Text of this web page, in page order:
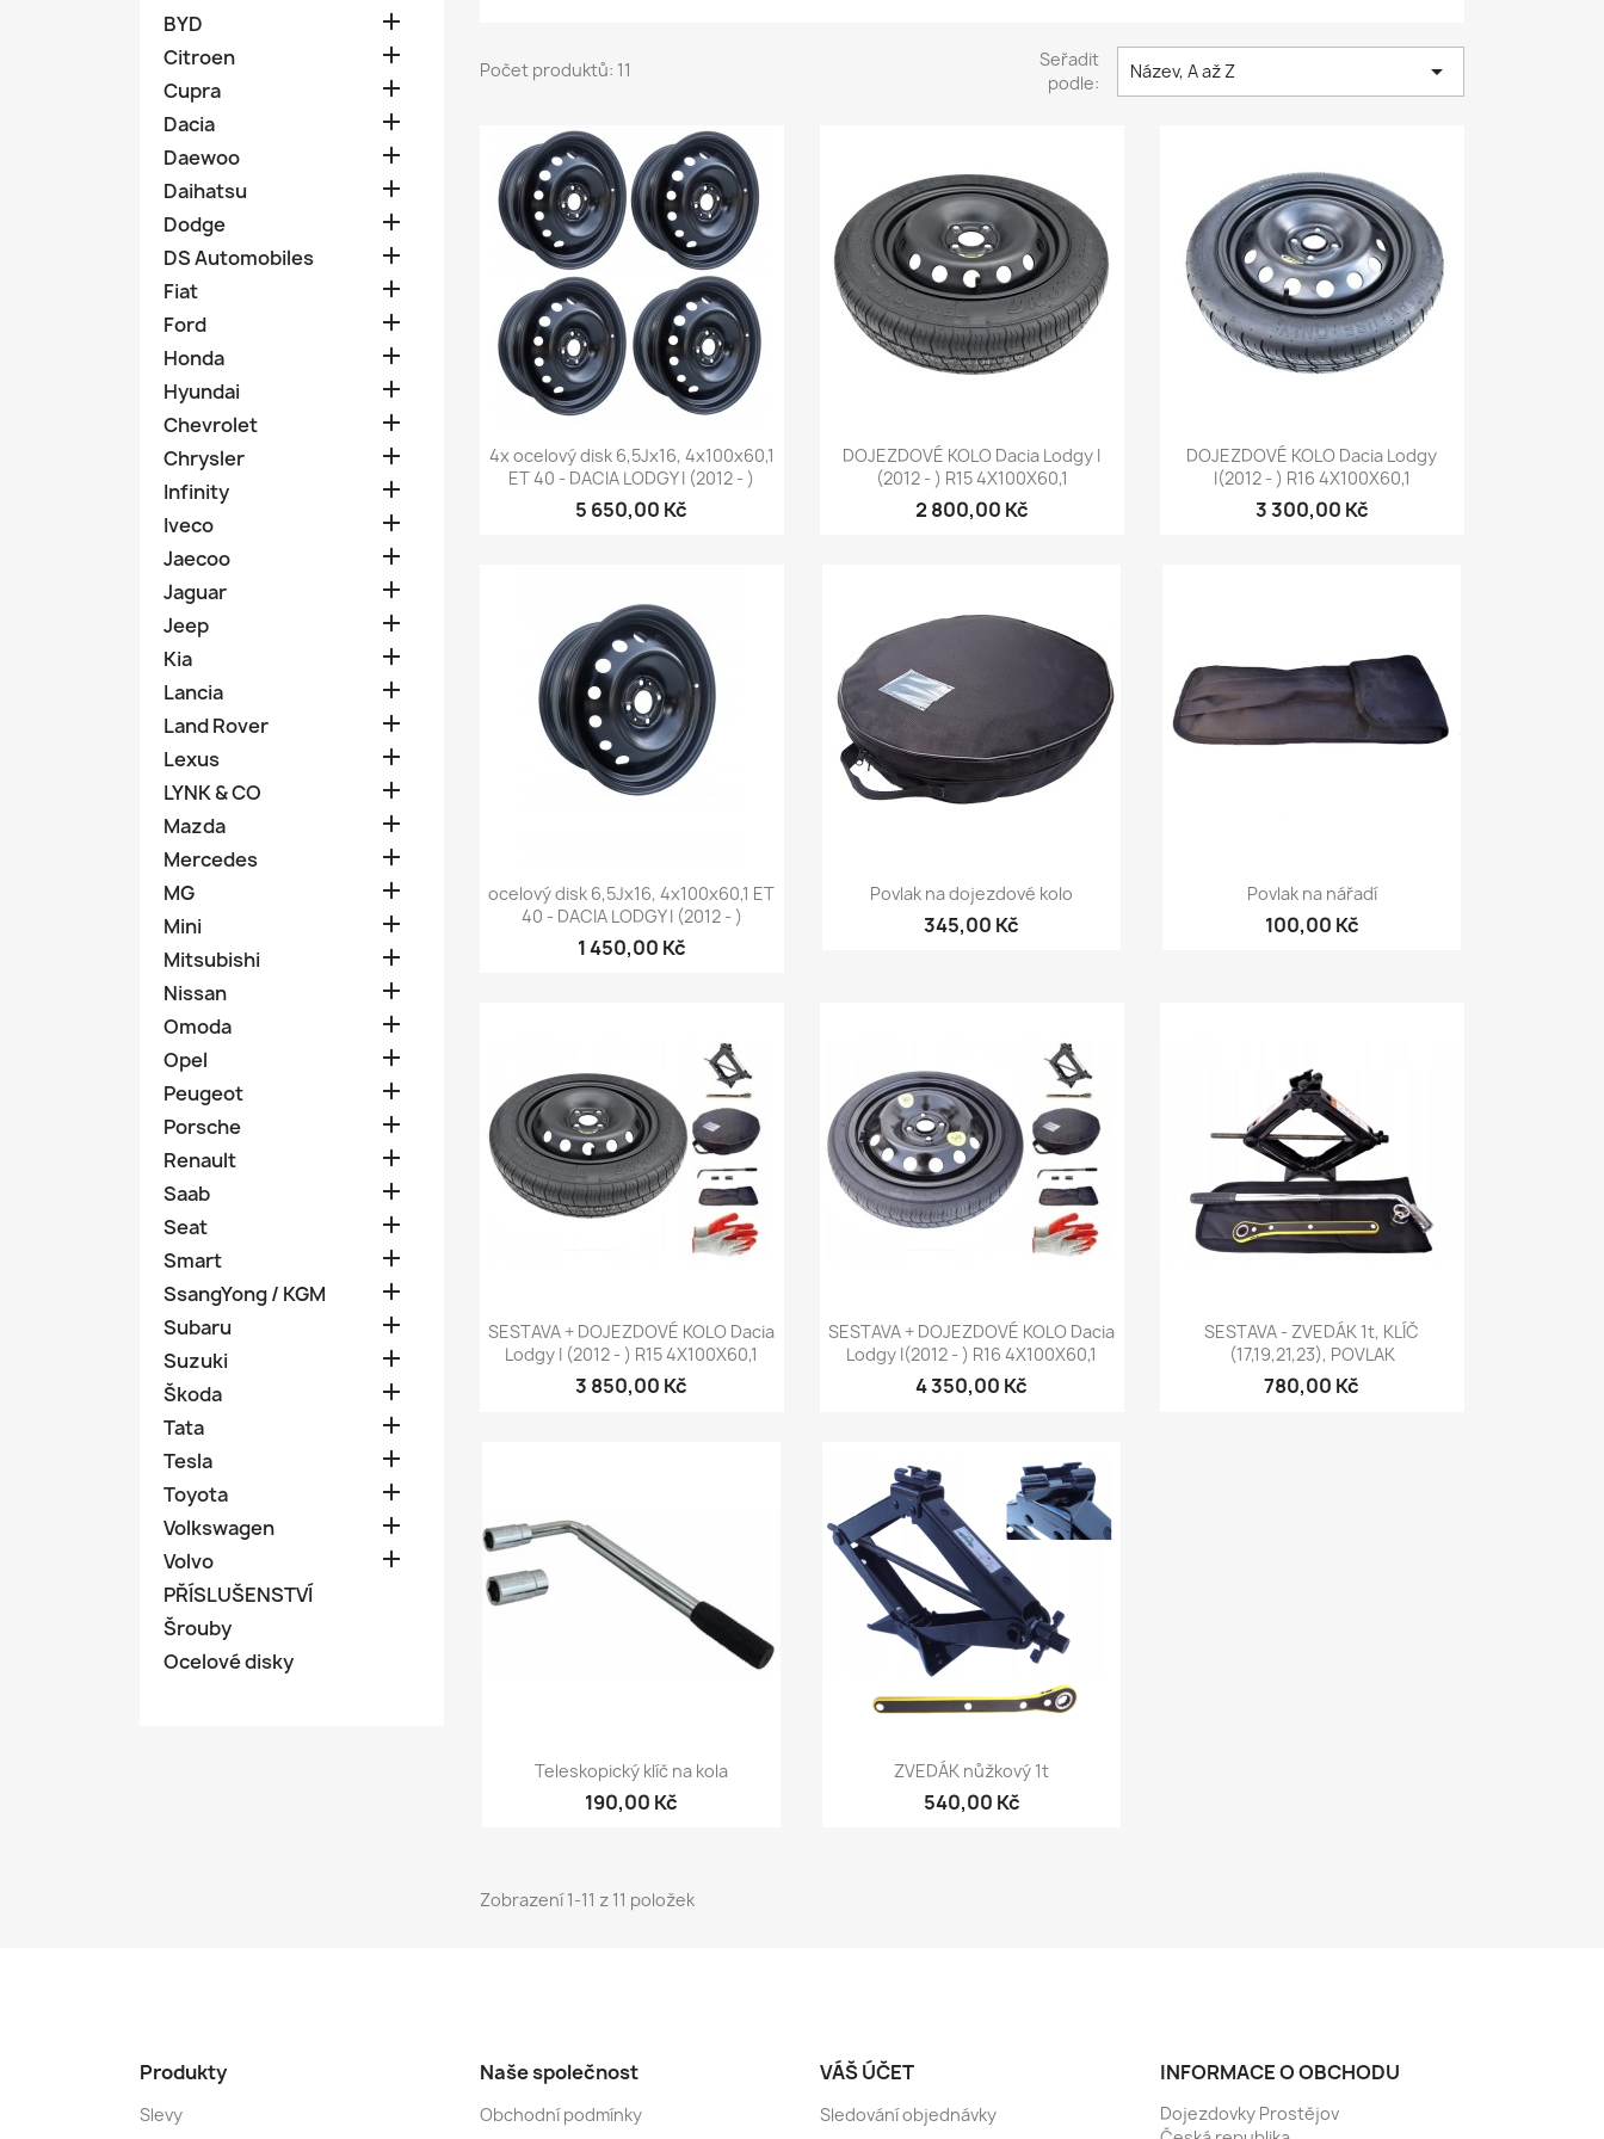
BYD 
Citroen 
Cupra 
Dacia 
Daewoo 
Daihatsu 
Dodge 
DS Automobiles 
Fiat 
Ford 
Honda 
Hyundai 
Chevrolet 
Chrysler 
Infinity 
Iveco 
Jaecoo 
Jaguar 
Jeep 
Kia 
Lancia 
Land Rover 
Lexus 
LYNK & CO 
Mazda 
Mercedes 
MG 
Mini 
Mitsubishi 
Nissan 
Omoda 
Opel 
Peugeot 
Porsche 
Renault 
Saab 
Seat 
Smart 
SsangYong / KGM 
Subaru 
Suzuki 
Škoda 
Tata 
Tesla 
Toyota 
Volkswagen 
Volvo 
PŘÍSLUŠENSTVÍ
Šrouby
Ocelové disky
Počet produktů: 11
Seřadit
podle:
Název, A až Z 
Rychlý náhled
4x ocelový disk 6,5Jx16, 4x100x60,1
ET 40 - DACIA LODGY I (2012 - )
5 650,00 Kč
Rychlý náhled
DOJEZDOVÉ KOLO Dacia Lodgy I
(2012 - ) R15 4X100X60,1
2 800,00 Kč
Rychlý náhled
DOJEZDOVÉ KOLO Dacia Lodgy
I(2012 - ) R16 4X100X60,1
3 300,00 Kč
Rychlý náhled
ocelový disk 6,5Jx16, 4x100x60,1 ET
40 - DACIA LODGY I (2012 - )
1 450,00 Kč
Rychlý náhled
Povlak na dojezdové kolo
345,00 Kč
Rychlý náhled
Povlak na nářadí
100,00 Kč
Rychlý náhled
SESTAVA + DOJEZDOVÉ KOLO Dacia
Lodgy I (2012 - ) R15 4X100X60,1
3 850,00 Kč
Rychlý náhled
SESTAVA + DOJEZDOVÉ KOLO Dacia
Lodgy I(2012 - ) R16 4X100X60,1
4 350,00 Kč
Rychlý náhled
SESTAVA - ZVEDÁK 1t, KLÍČ
(17,19,21,23), POVLAK
780,00 Kč
Rychlý náhled
Teleskopický klíč na kola
190,00 Kč
Rychlý náhled
ZVEDÁK nůžkový 1t
540,00 Kč
Zobrazení 1-11 z 11 položek
Produkty
Slevy
Naše společnost
Obchodní podmínky
VÁŠ ÚČET
Sledování objednávky
INFORMACE O OBCHODU
Dojezdovky Prostějov